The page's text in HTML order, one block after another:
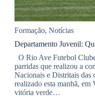
Formação, Notícias
Departamento Juvenil:
O Rio Ave Futebol
parridas que realizou a
Nacionais e Distritais das
realizado esta manhã,
vitória verde…